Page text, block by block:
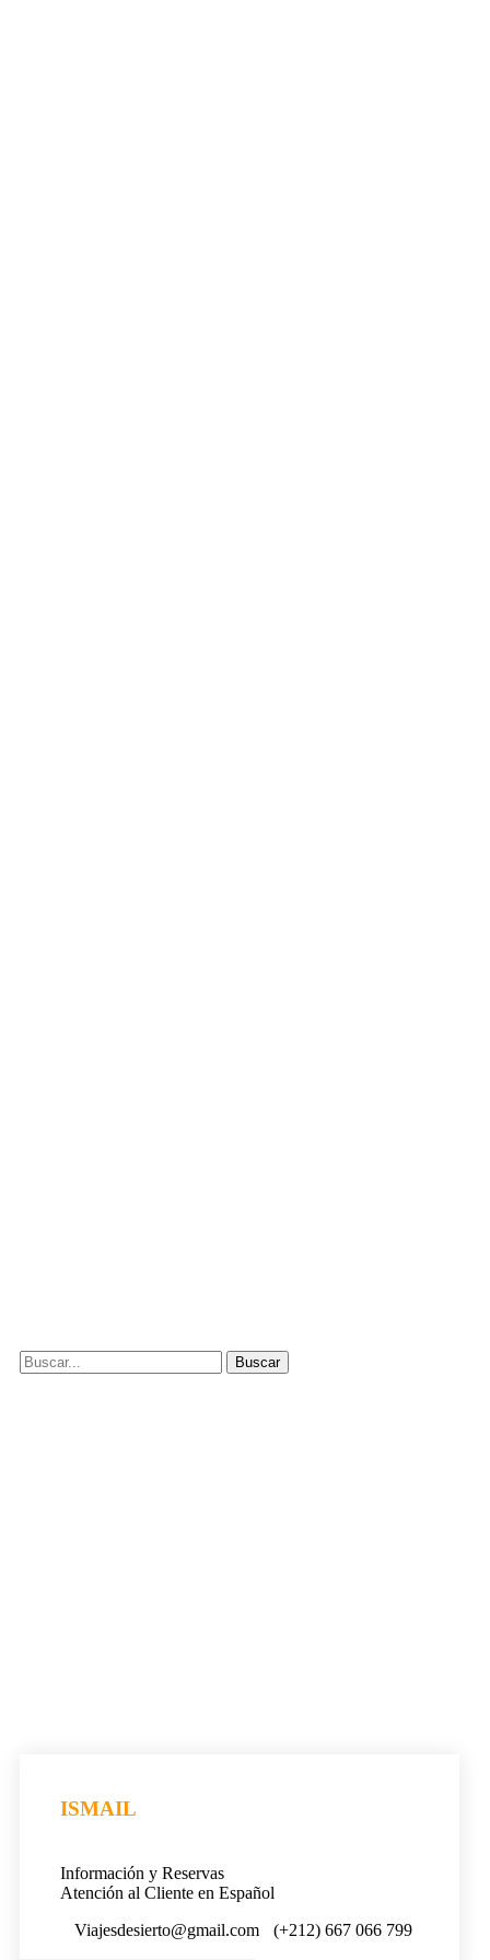
ISMAIL
Información y Reservas
Atención al Cliente en Español
Viajesdesierto@gmail.com
(+212) 667 066 799